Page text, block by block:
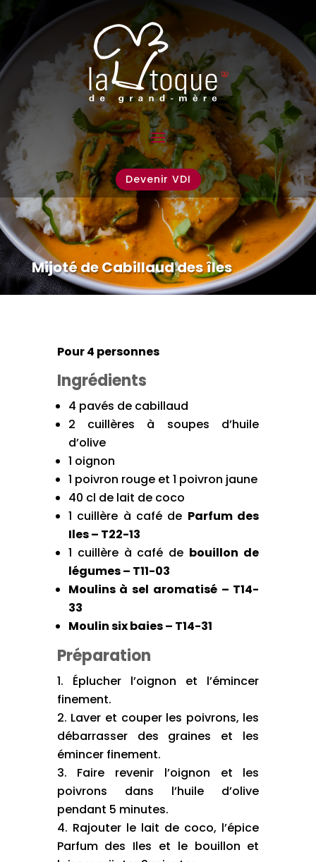
Devenir VDI
Mijoté de Cabillaud des îles
Pour 4 personnes
Ingrédients
4 pavés de cabillaud
2 cuillères à soupes d’huile
d’olive
1 oignon
1 poivron rouge et 1 poivron jaune
40 cl de lait de coco
1 cuillère à café de Parfum des
Iles – T22-13
1 cuillère à café de bouillon de
légumes – T11-03
Moulins à sel aromatisé – T14-
33
Moulin six baies – T14-31
Préparation
Éplucher l’oignon et l’émincer
finement.
Laver et couper les poivrons, les
débarrasser des graines et les
émincer finement.
Faire revenir l’oignon et les
poivrons dans l’huile d’olive
pendant 5 minutes.
Rajouter le lait de coco, l’épice
Parfum des Iles et le bouillon et